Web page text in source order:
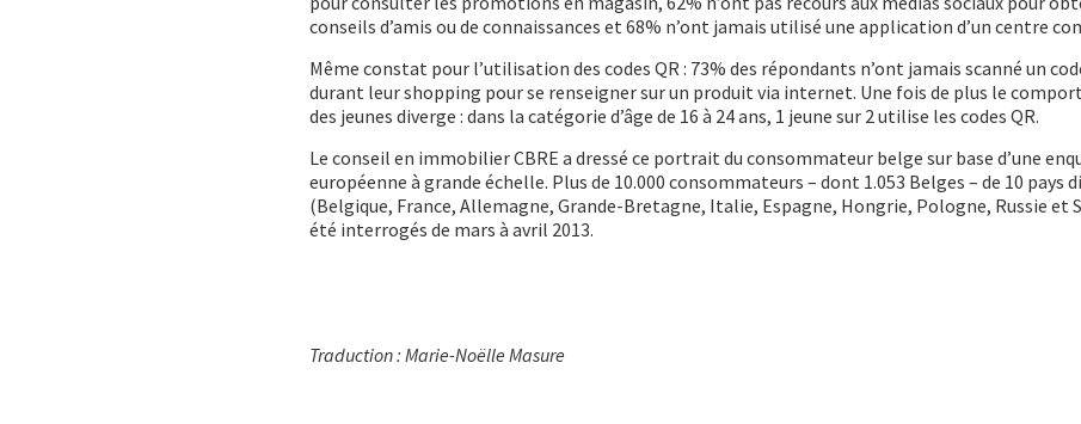
conseils d’amis ou de connaissances et 68% n’ont jamais utilisé une application d’un centre
Même constat pour l’utilisation des codes QR : 73% des répondants n’ont jamais scanné un
durant leur shopping pour se renseigner sur un produit via internet. Une fois de plus le
des jeunes diverge : dans la catégorie d’âge de 16 à 24 ans, 1 jeune sur 2 utilise les codes QR.
Le conseil en immobilier CBRE a dressé ce portrait du consommateur belge sur base d’une
européenne à grande échelle. Plus de 10.000 consommateurs – dont 1.053 Belges – de 10 pays
(Belgique, France, Allemagne, Grande-Bretagne, Italie, Espagne, Hongrie, Pologne, Russie et
été interrogés de mars à avril 2013.
Traduction : Marie-Noëlle Masure